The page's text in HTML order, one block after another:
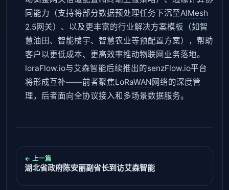
同能力（支持将部分数据预处理任务下沉至AIMesh
2.5网关）、以及更丰富的行业解决方案模板（如智
慧油田、智能楼宇、智慧农业等预配置方案），帮助
客户以更低成本、更高效率推动物联网业务落地。
loraFlow.io与艾森智能后续推出的senzFlow.io平台
将形成互补——前者聚焦LoRaWAN 网络的深度管
理，后者面向全协议接入和多场景数据服务。
← 上一篇
湖北省政府陈安丽副省长到访艾森智能